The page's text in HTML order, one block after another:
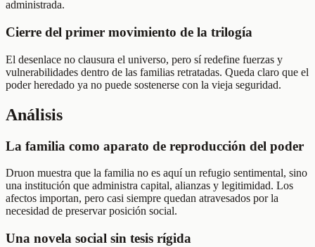
administrada.
Cierre del primer movimiento de la trilogía
El desenlace no clausura el universo, pero sí redefine fuerzas y
vulnerabilidades dentro de las familias retratadas. Queda claro que el
poder heredado ya no puede sostenerse con la vieja seguridad.
Análisis
La familia como aparato de reproducción del poder
Druon muestra que la familia no es aquí un refugio sentimental, sino
una institución que administra capital, alianzas y legitimidad. Los
afectos importan, pero casi siempre quedan atravesados por la
necesidad de preservar posición social.
Una novela social sin tesis rígida